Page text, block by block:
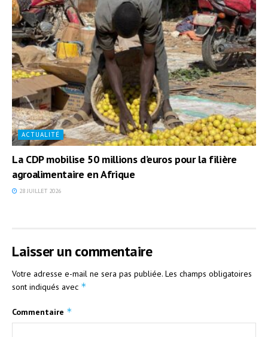
ACTUALITÉ
La CDP mobilise 50 millions d’euros pour la filière
agroalimentaire en Afrique
28 JUILLET 2026
Laisser un commentaire
Votre adresse e-mail ne sera pas publiée. Les champs obligatoires
sont indiqués avec *
Commentaire *